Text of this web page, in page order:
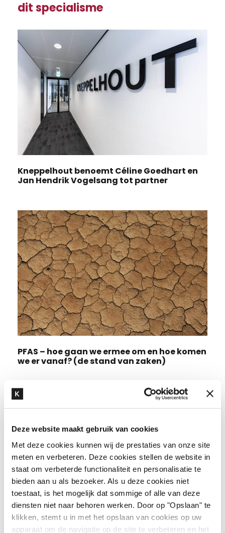
Deze website maakt gebruik van cookies
Met deze cookies kunnen wij de prestaties van onze site
meten en verbeteren. Deze cookies stellen de website in
staat om verbeterde functionaliteit en personalisatie te
bieden aan u als bezoeker. Als u deze cookies niet
toestaat, is het mogelijk dat sommige of alle van deze
diensten niet naar behoren werken. Door op "Opslaan" te
klikken, stemt u in met het opslaan van cookies op uw
apparaat om de navigatie op de site te verbeteren en het
dit specialisme
Kneppelhout benoemt Céline Goedhart en
Jan Hendrik Vogelsang tot partner
PFAS – hoe gaan we ermee om en hoe komen
we er vanaf? (de stand van zaken)
Recente artikelen
Kneppelhout organiseert China-EU
Investment Salon in Wuxi ter
ondersteuning van Chinese
ondernemingen bij uitbreiding
naar de Europese markt
3 augustus 2026